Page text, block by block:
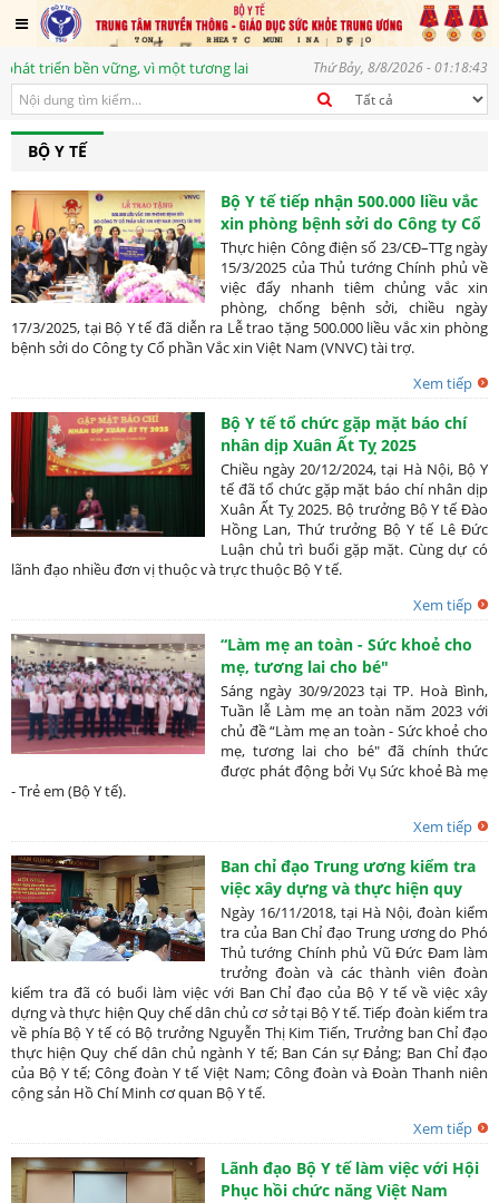
bền vững, vì một tương lai tươi sáng Thứ Bảy, 8/8/2026 - 01:18:43
BỘ Y TẾ
Bộ Y tế tiếp nhận 500.000 liều vắc
xin phòng bệnh sởi do Công ty Cổ
phần Vắc xin Việt Nam trao tặng
Thực hiện Công điện số 23/CĐ–TTg ngày
15/3/2025 của Thủ tướng Chính phủ về
việc đẩy nhanh tiêm chủng vắc xin
phòng, chống bệnh sởi, chiều ngày
17/3/2025, tại Bộ Y tế đã diễn ra Lễ trao tặng 500.000 liều vắc xin phòng
bệnh sởi do Công ty Cổ phần Vắc xin Việt Nam (VNVC) tài trợ.
Xem tiếp
Bộ Y tế tổ chức gặp mặt báo chí
nhân dịp Xuân Ất Tỵ 2025
Chiều ngày 20/12/2024, tại Hà Nội, Bộ Y
tế đã tổ chức gặp mặt báo chí nhân dịp
Xuân Ất Tỵ 2025. Bộ trưởng Bộ Y tế Đào
Hồng Lan, Thứ trưởng Bộ Y tế Lê Đức
Luận chủ trì buổi gặp mặt. Cùng dự có
lãnh đạo nhiều đơn vị thuộc và trực thuộc Bộ Y tế.
Xem tiếp
“Làm mẹ an toàn - Sức khoẻ cho
mẹ, tương lai cho bé"
Sáng ngày 30/9/2023 tại TP. Hoà Bình,
Tuần lễ Làm mẹ an toàn năm 2023 với
chủ đề “Làm mẹ an toàn - Sức khoẻ cho
mẹ, tương lai cho bé" đã chính thức
được phát động bởi Vụ Sức khoẻ Bà mẹ
- Trẻ em (Bộ Y tế).
Xem tiếp
Ban chỉ đạo Trung ương kiểm tra
việc xây dựng và thực hiện quy
chế dân chủ ở cơ sở tại Bộ Y tế
Ngày 16/11/2018, tại Hà Nội, đoàn kiểm
tra của Ban Chỉ đạo Trung ương do Phó
Thủ tướng Chính phủ Vũ Đức Đam làm
trưởng đoàn và các thành viên đoàn
kiểm tra đã có buổi làm việc với Ban Chỉ đạo của Bộ Y tế về việc xây
dựng và thực hiện Quy chế dân chủ cơ sở tại Bộ Y tế. Tiếp đoàn kiểm tra
về phía Bộ Y tế có Bộ trưởng Nguyễn Thị Kim Tiến, Trưởng ban Chỉ đạo
thực hiện Quy chế dân chủ ngành Y tế; Ban Cán sự Đảng; Ban Chỉ đạo
của Bộ Y tế; Công đoàn Y tế Việt Nam; Công đoàn và Đoàn Thanh niên
cộng sản Hồ Chí Minh cơ quan Bộ Y tế.
Xem tiếp
Lãnh đạo Bộ Y tế làm việc với Hội
Phục hồi chức năng Việt Nam